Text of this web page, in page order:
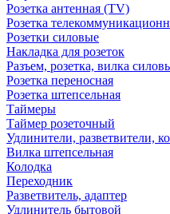
Розетка антенная (TV)
Розетка
Розетки силовые
Накладка для розеток
Разъем, розетка, вилка
Розетка переносная
Розетка штепсельная
Таймеры
Таймер розеточный
Удлинители, разветвители,
Вилка штепсельная
Колодка
Переходник
Разветвитель, адаптер
Удлинитель бытовой